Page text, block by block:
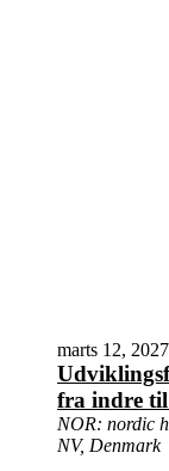
marts 12, 2027
fra indre til
NOR: nordic
NV, Denmark